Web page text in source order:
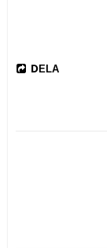
DELA